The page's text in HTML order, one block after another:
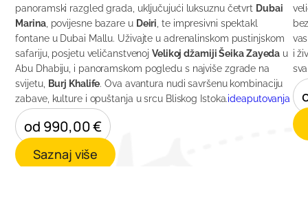
panoramski razgled grada, uključujući luksuznu četvrt Dubai
Marina, povijesne bazare u Deiri , te impresivni spektakl
fontane u Dubai Mallu. Uživajte u adrenalinskom pustinjskom
safariju, posjetu veličanstvenojVelikoj džamiji Šeika Zayeda u
Abu Dhabiju, i panoramskom pogledu s najviše zgrade na
svijetu,
Burj Khalife. Ova avantura nudi savršenu kombinaciju
zabave, kulture i opuštanja u srcu Bliskog Istoka.ideaputovanja
od 990,00 €
Saznaj više
i